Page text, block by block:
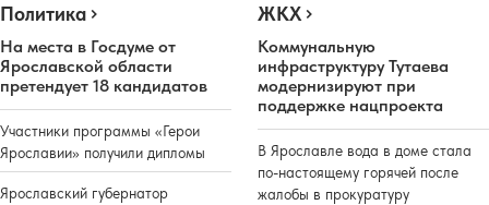
Политика
На места в Госдуме от
Ярославской области
претендует 18 кандидатов
Участники программы «Герои
Ярославии» получили дипломы
Ярославский губернатор
ЖКХ
Коммунальную
инфраструктуру Тутаева
модернизируют при
поддержке нацпроекта
В Ярославле вода в доме стала
по-настоящему горячей после
жалобы в прокуратуру